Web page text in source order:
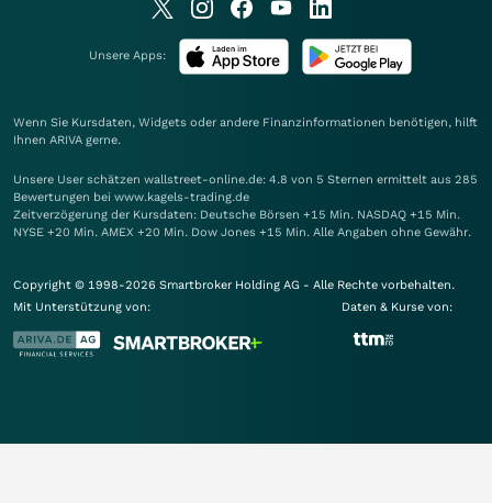
Unsere Apps:
Wenn Sie Kursdaten, Widgets oder andere Finanzinformationen benötigen, hilft
Ihnen ARIVA gerne.
Unsere User schätzen wallstreet-online.de: 4.8 von 5 Sternen ermittelt aus 285
Bewertungen bei www.kagels-trading.de
Zeitverzögerung der Kursdaten: Deutsche Börsen +15 Min. NASDAQ +15 Min.
NYSE +20 Min. AMEX +20 Min. Dow Jones +15 Min. Alle Angaben ohne Gewähr.
Copyright © 1998-2026 Smartbroker Holding AG - Alle Rechte vorbehalten.
Mit Unterstützung von:
Daten & Kurse von: